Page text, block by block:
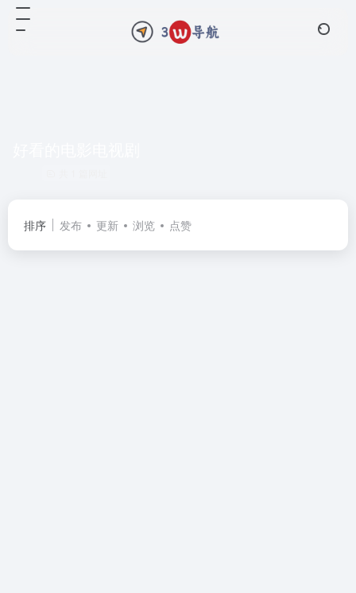
排序 发布 更新 浏览 点赞